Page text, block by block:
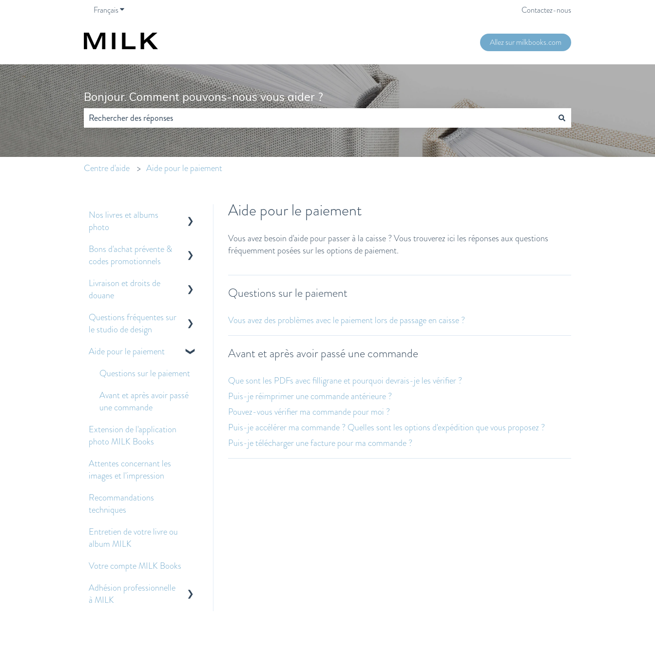
FrançaisAfficher le sous-menu pour les traductions Contactez-nous
Allez sur milkbooks.com
Bonjour. Comment pouvons-nous vous aider ?
Il n'y a aucune suggestion car le champ de recherche est vide.
Centre d'aide Aide pour le paiement
Aide pour le paiement
Vous avez besoin d'aide pour passer à la caisse ? Vous trouverez ici les réponses aux questions
fréquemment posées sur les options de paiement.
Questions sur le paiement
Vous avez des problèmes avec le paiement lors de passage en caisse ?
Avant et après avoir passé une commande
Que sont les PDFs avec filligrane et pourquoi devrais-je les vérifier ?
Puis-je réimprimer une commande antérieure ?
Pouvez-vous vérifier ma commande pour moi ?
Puis-je accélérer ma commande ? Quelles sont les options d'expédition que vous proposez ?
Puis-je télécharger une facture pour ma commande ?
Nos livres et albums
photo
À propos de nos livres et
albums photo
Autres questions
fréquemment posées
Bons d'achat prévente &
codes promotionnels
À propos des bons de pré-
vente
Application des bons de
prévente et des codes
Livraison et droits de
douane
Droits de douane
Expédition économique -
Foire aux questions
Questions fréquentes sur
le studio de design
Pour commencer
Créer et modifier des
Images - Questions
Texte - Questions
Autres questions
Aide pour le paiement
Questions sur le paiement
Avant et après avoir passé
une commande
Extension de l'application
photo MILK Books
Attentes concernant les
images et l'impression
Recommandations
techniques
Entretien de votre livre ou
album MILK
Votre compte MILK Books
Adhésion professionnelle
à MILK